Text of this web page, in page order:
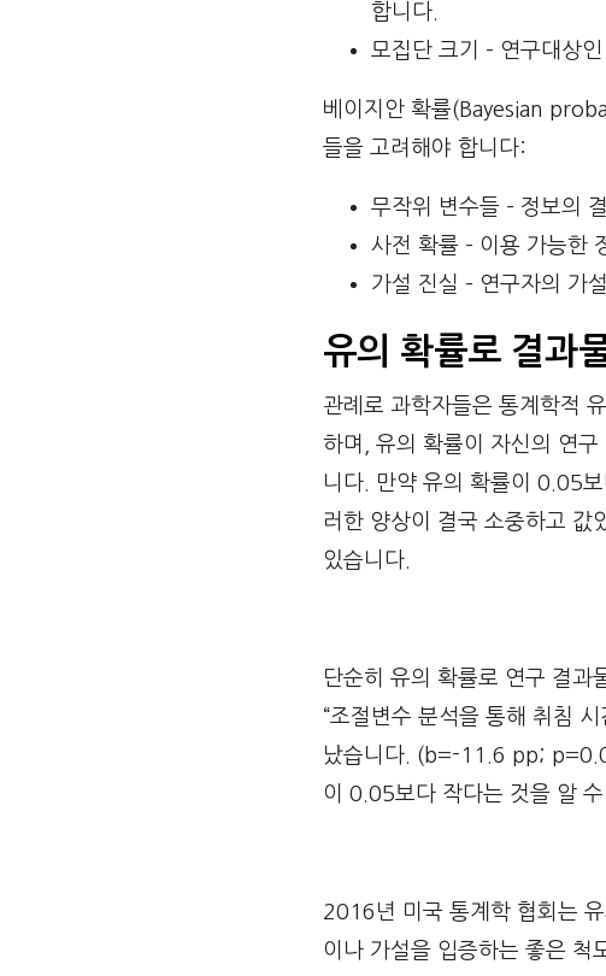
합니다.
모집단 크기 – 연구대상
베이지안 확률(Bayesian
들을 고려해야 합니다:
무작위 변수들 – 정보의
사전 확률 – 이용 가능한
가설 진실 – 연구자의 가
유의 확률로 결과
관례로 과학자들은 통계학적
하며, 유의 확률이 자신의 연
니다. 만약 유의 확률이 0.05
러한 양상이 결국 소중하고 값
있습니다.
단순히 유의 확률로 연구 결과
“조절변수 분석을 통해 취침
났습니다. (b=-11.6 pp;
이 0.05보다 작다는 것을 알
2016년 미국 통계학 협회는
이나 가설을 입증하는 좋은 척